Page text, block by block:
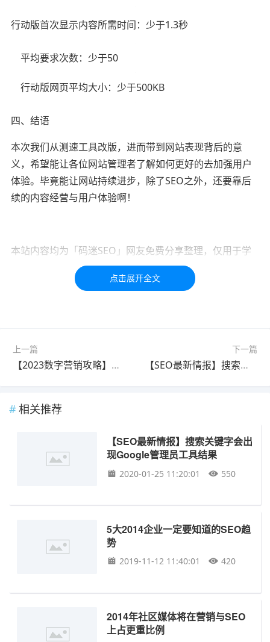
行动版首次显示内容所需时间：少于1.3秒
平均要求次数：少于50
行动版网页平均大小：少于500KB
四、结语
本次我们从测速工具改版，进而带到网站表现背后的意
义，希望能让各位网站管理者了解如何更好的去加强用户
体验。毕竟能让网站持续进步，除了SEO之外，还要靠后
续的内容经营与用户体验啊！
本站内容均为「码迷SEO」网友免费分享整理，仅用于学
习交流，如有疑问，请联系我们48小时处理！！！！
上一篇
【2023数字营销攻略】视觉搜索Visual Search，未来消费趋势
下一篇
【SEO最新情报】搜索关键字会出现Google管理员工具结果
相关推荐
【SEO最新情报】搜索关键字会出
现Google管理员工具结果
2020-01-25 11:20:01 550
5大2014企业一定要知道的SEO趋
势
2019-11-12 11:40:01 420
2014年社区媒体将在营销与SEO
上占更重比例